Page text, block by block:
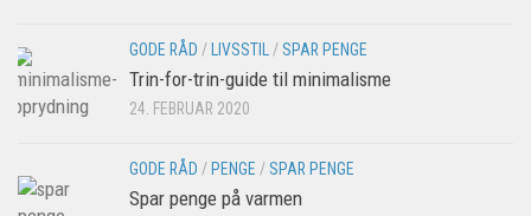
GODE RÅD / LIVSSTIL / SPAR PENGE
Trin-for-trin-guide til minimalisme
24. FEBRUAR 2020
GODE RÅD / PENGE / SPAR PENGE
Spar penge på varmen